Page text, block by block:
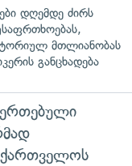
დღემდე ძირს
მთლიანობას
განცხადება